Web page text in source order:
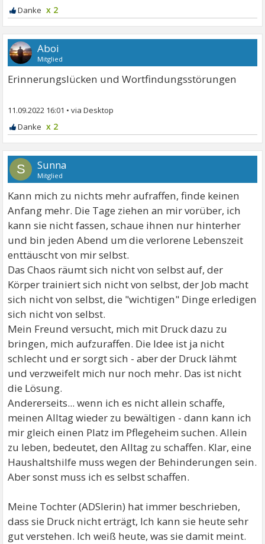
x 2
Aboi
Mitglied
Erinnerungslücken und Wortfindungsstörungen
11.09.2022 16:01 •
x 2
S Sunna
Mitglied
Kann mich zu nichts mehr aufraffen, finde keinen
Anfang mehr. Die Tage ziehen an mir vorüber, ich
kann sie nicht fassen, schaue ihnen nur hinterher
und bin jeden Abend um die verlorene Lebenszeit
enttäuscht von mir selbst.
Das Chaos räumt sich nicht von selbst auf, der
Körper trainiert sich nicht von selbst, der Job macht
sich nicht von selbst, die "wichtigen" Dinge erledigen
sich nicht von selbst.
Mein Freund versucht, mich mit Druck dazu zu
bringen, mich aufzuraffen. Die Idee ist ja nicht
schlecht und er sorgt sich - aber der Druck lähmt
und verzweifelt mich nur noch mehr. Das ist nicht
die Lösung.
Andererseits... wenn ich es nicht allein schaffe,
meinen Alltag wieder zu bewältigen - dann kann ich
mir gleich einen Platz im Pflegeheim suchen. Allein
zu leben, bedeutet, den Alltag zu schaffen. Klar, eine
Haushaltshilfe muss wegen der Behinderungen sein.
Aber sonst muss ich es selbst schaffen.
Meine Tochter (ADSlerin) hat immer beschrieben,
dass sie Druck nicht erträgt, Ich kann sie heute sehr
gut verstehen. Ich weiß heute, was sie damit meint.